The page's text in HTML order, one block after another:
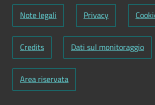
Note legali Privacy
Credits Dati sul monitoraggio
Area riservata